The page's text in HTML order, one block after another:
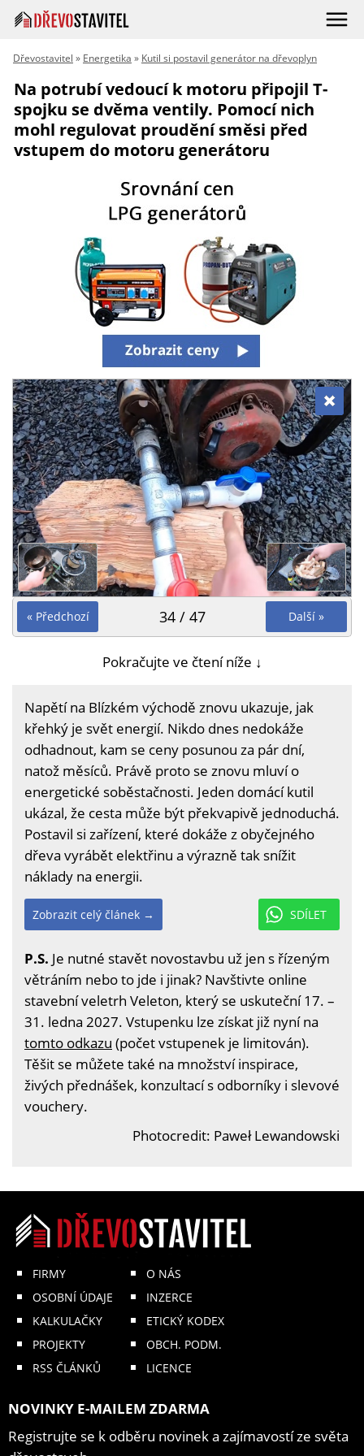
Dřevostavitel » Energetika » Kutil si postavil generátor na dřevoplyn
Na potrubí vedoucí k motoru připojil T-
spojku se dvěma ventily. Pomocí nich
mohl regulovat proudění směsi před
vstupem do motoru generátoru
« Předchozí Další »
34 / 47
Pokračujte ve čtení níže ↓
Napětí na Blízkém východě znovu ukazuje, jak
křehký je svět energií. Nikdo dnes nedokáže
odhadnout, kam se ceny posunou za pár dní,
natož měsíců. Právě proto se znovu mluví o
energetické soběstačnosti. Jeden domácí kutil
ukázal, že cesta může být překvapivě jednoduchá.
Postavil si zařízení, které dokáže z obyčejného
dřeva vyrábět elektřinu a výrazně tak snížit
náklady na energii.
SDÍLET
Zobrazit celý článek →
P.S. Je nutné stavět novostavbu už jen s řízeným
větráním nebo to jde i jinak? Navštivte online
stavební veletrh Veleton, který se uskuteční 17. –
31. ledna 2027. Vstupenku lze získat již nyní na
tomto odkazu (počet vstupenek je limitován).
Těšit se můžete také na množství inspirace,
živých přednášek, konzultací s odborníky i slevové
vouchery.
Photocredit: Paweł Lewandowski
FIRMY
OSOBNÍ ÚDAJE
KALKULAČKY
PROJEKTY
RSS ČLÁNKŮ
O NÁS
INZERCE
ETICKÝ KODEX
OBCH. PODM.
LICENCE
NOVINKY E-MAILEM ZDARMA
Registrujte se k odběru novinek a zajímavostí ze světa